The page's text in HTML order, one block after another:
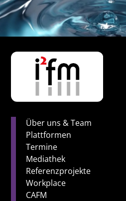
Über uns & Team
Plattformen
Termine
Mediathek
Referenzprojekte
Workplace
CAFM